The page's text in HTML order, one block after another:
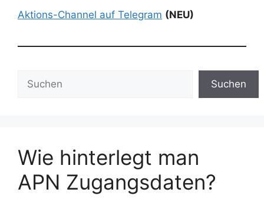
Aktions-Channel auf Telegram (NEU)
Suchen
Wie hinterlegt man
APN Zugangsdaten?